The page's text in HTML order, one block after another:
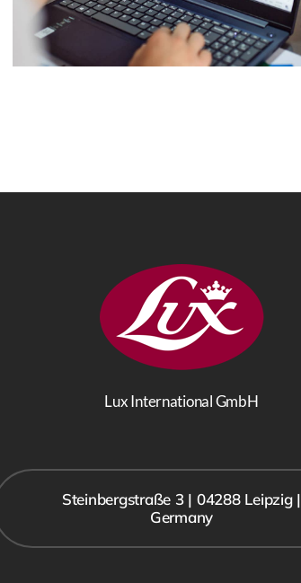
Lux International GmbH
Steinbergstraße 3 | 04288 Leipzig |
Germany